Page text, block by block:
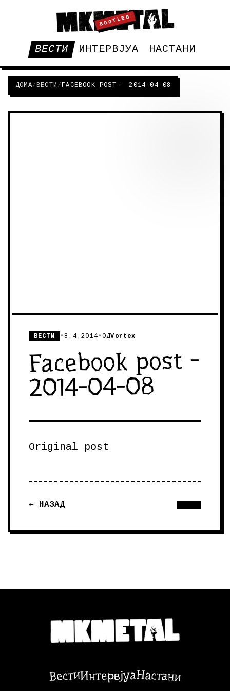
BOOTLEG
ВЕСТИ ИНТЕРВЈУА НАСТАНИ
ДОМА/ВЕСТИ /FACEBOOK POST - 2014-04-08
ВЕСТИ •8.4.2014 •ОДVortex
Facebook post -
2014-04-08
Original post
← НАЗАД
ВестиИнтервјуаНастани